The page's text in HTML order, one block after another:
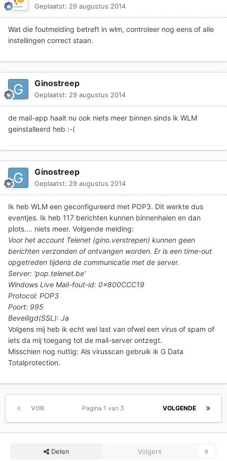
Geplaatst: 29 augustus 2014
Wat die foutmelding betreft in wlm, controleer nog eens of alle
instellingen correct staan.
Ginostreep
Geplaatst: 29 augustus 2014
de mail-app haalt nu ook niets meer binnen sinds ik WLM
geinstalleerd heb :-(
Ginostreep
Geplaatst: 29 augustus 2014
Ik heb WLM een geconfigureerd met POP3. Dit werkte dus
eventjes. Ik heb 117 berichten kunnen binnenhalen en dan
plots.... niets meer. Volgende melding:
Voor het account Telenet (gino.verstrepen) kunnen geen
berichten verzonden of ontvangen worden. Er is een time-out
opgetreden tijdens de communicatie met de server.
Server: 'pop.telenet.be'
Windows Live Mail-fout-id: 0x800CCC19
Protocol: POP3
Poort: 995
Beveiligd(SSL): Ja
Volgens mij heb ik echt wel last van ofwel een virus of spam of
iets da mij toegang tot de mail-server ontzegt.
Misschien nog nuttig: Als virusscan gebruik ik G Data
Totalprotection.
VOR. VOLGENDE
Pagina 1 van 3
Delen Volgers 0